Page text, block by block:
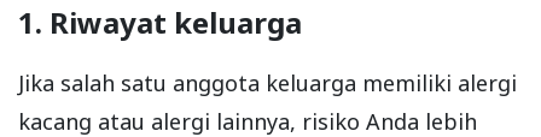
1. Riwayat keluarga
Jika salah satu anggota keluarga memiliki alergi
kacang atau alergi lainnya, risiko Anda lebih